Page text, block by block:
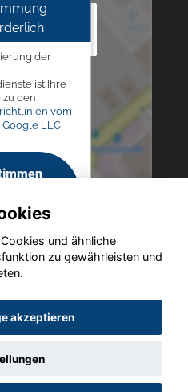
42781 Haan
der
ist Ihre
den
vom
LLC
Altmann Autoland
und ähnliche
zu gewährleisten und
akzeptieren